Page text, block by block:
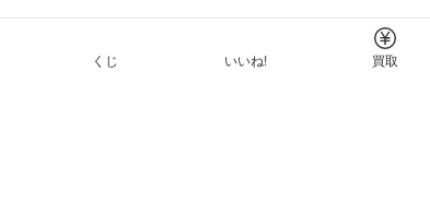
くじ いいね! 買取